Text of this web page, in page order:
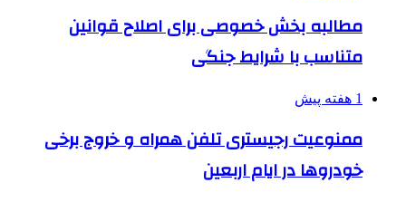
مطالبه بخش خصوصی برای اصلاح قوانین
متناسب با شرایط جنگی
1 هفته پیش
ممنوعیت رجیستری تلفن همراه و خروج برخی
خودروها در ایام اربعین